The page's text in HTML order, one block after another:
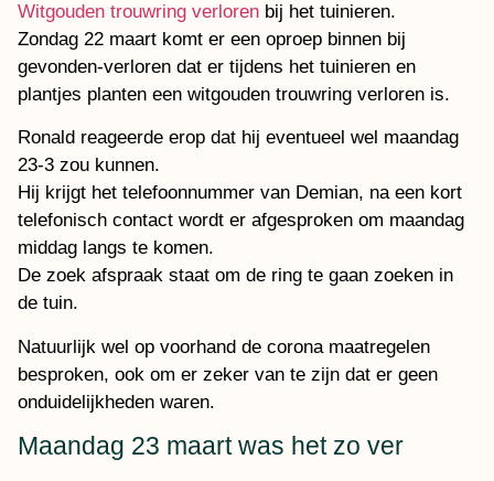
Witgouden trouwring verloren bij het tuinieren.
Zondag 22 maart komt er een oproep binnen bij
gevonden-verloren dat er tijdens het tuinieren en
plantjes planten een witgouden trouwring verloren is.
Ronald reageerde erop dat hij eventueel wel maandag
23-3 zou kunnen.
Hij krijgt het telefoonnummer van Demian, na een kort
telefonisch contact wordt er afgesproken om maandag
middag langs te komen.
De zoek afspraak staat om de ring te gaan zoeken in
de tuin.
Natuurlijk wel op voorhand de corona maatregelen
besproken, ook om er zeker van te zijn dat er geen
onduidelijkheden waren.
Maandag 23 maart was het zo ver